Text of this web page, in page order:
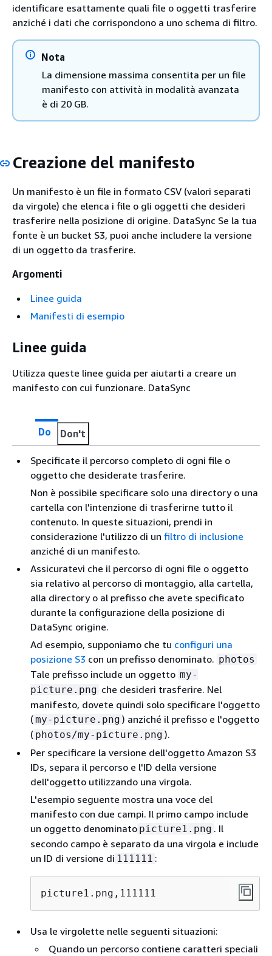
identificare esattamente quali file o oggetti trasferire
anziché i dati che corrispondono a uno schema di filtro.
Nota
La dimensione massima consentita per un file
manifesto con attività in modalità avanzata
è di 20 GB.
Creazione del manifesto
Un manifesto è un file in formato CSV (valori separati
da virgole) che elenca i file o gli oggetti che desideri
trasferire nella posizione di origine. DataSync Se la tua
fonte è un bucket S3, puoi anche includere la versione
di un oggetto da trasferire.
Argomenti
Linee guida
Manifesti di esempio
Linee guida
Utilizza queste linee guida per aiutarti a creare un
manifesto con cui funzionare. DataSync
Do Don't
Specificate il percorso completo di ogni file o
oggetto che desiderate trasferire.
Non è possibile specificare solo una directory o una
cartella con l'intenzione di trasferirne tutto il
contenuto. In queste situazioni, prendi in
considerazione l'utilizzo di un filtro di inclusione
anziché di un manifesto.
Assicuratevi che il percorso di ogni file o oggetto
sia relativo al percorso di montaggio, alla cartella,
alla directory o al prefisso che avete specificato
durante la configurazione della posizione di
DataSync origine.
Ad esempio, supponiamo che tu configuri una
posizione S3 con un prefisso denominato. photos
Tale prefisso include un oggetto my-
picture.png che desideri trasferire. Nel
manifesto, dovete quindi solo specificare l'oggetto
(my-picture.png ) anziché il prefisso e l'oggetto
( photos/my-picture.png ).
Per specificare la versione dell'oggetto Amazon S3
IDs, separa il percorso e l'ID della versione
dell'oggetto utilizzando una virgola.
L'esempio seguente mostra una voce del
manifesto con due campi. Il primo campo include
un oggetto denominato picture1.png . Il
secondo campo è separato da una virgola e include
un ID di versione di 111111 :
picture1.png,111111
Usa le virgolette nelle seguenti situazioni:
Quando un percorso contiene caratteri speciali